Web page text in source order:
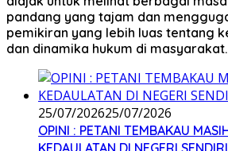
pandang yang tajam dan
pemikiran yang lebih luas tentang
dan dinamika hukum di masyarakat.
25/07/202625/07/2026
OPINI : PETANI TEMBAKAU